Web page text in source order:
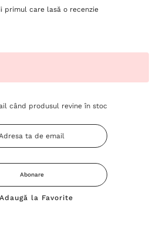
primul care lasă o recenzie
când produsul revine în stoc
Abonare
Adaugă la Favorite